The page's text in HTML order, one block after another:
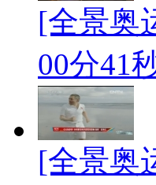
[全景奥
00分41
[全景奥